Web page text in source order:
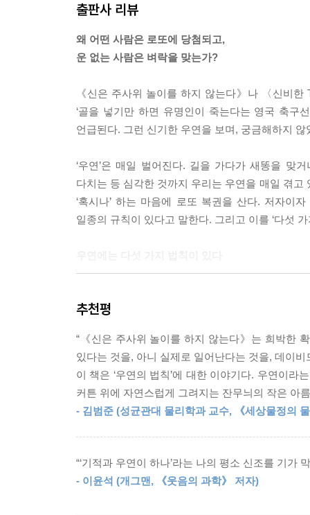
을 명료하고 상세하게 지목한 것은, 내가 아는 한
스가 정확히 무엇을 예측했는가에 대한 견해가
할 것이다.
면 그 예측들을 강조하면서 틀린 예측들을 편리하
이 같은 예언의 특성들을 감안해 성공적인 예언자
을 것이다.
(ii) 모든 예언을 애매하게 하라.
(iii) 최대한 다양한 예측을 하라.
--- 「2. 미신, 종교, 예언」 중에서
라서 사업이 망할 수도 있었다. 투자자들이 얼마
1등에 당첨되지 않을 확률이 4분의 1을 넘었다. (
복권 500만 장을 살펴보았을 국제로또펀드는 자
--- 「4. 필연성의 법칙: 결국 일어나게 되어 있다」
이런 금융 충격들은 이제 익숙한 재난이 되어가
변동은 수천 년에 한 번만 일어날 수 있다고 배웠다
--- 「7. 확률 지렛대의 법칙: 나비의 날갯짓」 중에
출판사 리뷰
왜 어떤 사람은 로또에 당첨되고,
운 없는 사람은 벼락을 맞는가?
《신은 주사위 놀이를 하지 않는다》나 〈신비한
‘골을 넣기만 하면 유명인이 죽는다는 영국 축구
언급된다. 그런 신기한 우연을 보며, 궁금해하지 않
‘우연’은 매일 벌어진다. 길을 가다가 새똥을 맞
다치는 등 심각한 것까지 우리는 우연을 매일 겪고
‘혹시나’ 하는 마음에 로또 복권을 산다. 저자이
일종의 규칙이 있다고 말한다. 그리고 이를 ‘다섯
필연성의 법칙: 결국 일어나게 되어 있다
표준적인 정육면체 주사위를 던지면 1에서 6까
가능한 결과의 목록을 작성할 수 있다면, 그 목록
방법이 하나 있다. 물론 당신이 엄청난 부자일 때
하나가 1등 당첨번호일 수밖에 없다. 어마어마하
우연의 법칙 2.
추천평
“《신은 주사위 놀이를 하지 않는다》는 희박한
있다는 것을, 아니 실제로 일어난다는 것을, 데이
이 책은 ‘우연의 법칙’에 대한 이야기다. 우연이라
커튼 위에 자연스럽게 그려지는 잔무늬의 작은 아
- 김범준 (성균관대 물리학과 교수, 《세상물정의
“‘기적과 우연이 하나’라는 나의 평소 신조를 기가
- 이윤석 (개그맨, 《웃음의 과학》 저자)